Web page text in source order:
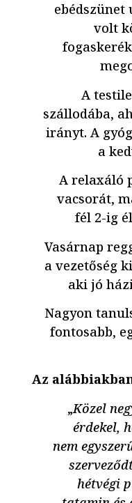
volt
A
szállodába,
irányt. A
a
A relaxáló
vacsorát,
fél 2-ig
Vasárnap
a vezetőség
aki jó
Nagyon
fontosabb,
Az
„Közel
érdekel,
nem
hétvégi